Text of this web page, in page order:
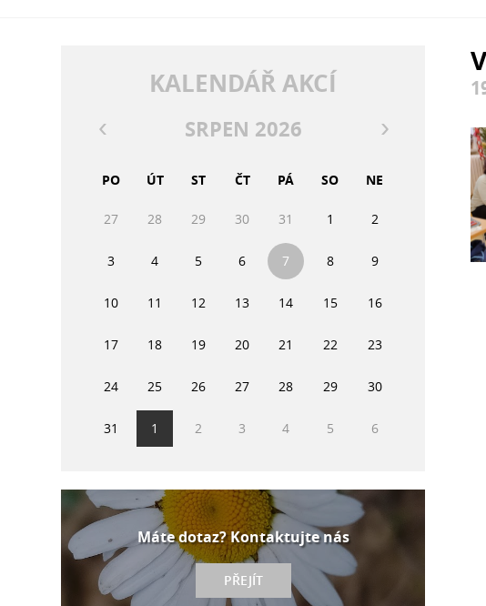
KALENDÁŘ AKCÍ
SRPEN 2026
PO ÚT ST ČT PÁ SO NE
27 28 29 30 31 1 2
3 4 5 6 7 8 9
10 11 12 13 14 15 16
17 18 19 20 21 22 23
24 25 26 27 28 29 30
31 1 2 3 4 5 6
Máte dotaz? Kontaktujte nás
PŘEJÍT